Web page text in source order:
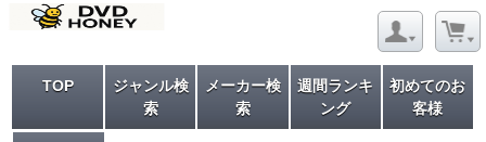
TOP
ジャンル検
索
メーカー検
索
週間ランキ
ング
初めてのお
客様